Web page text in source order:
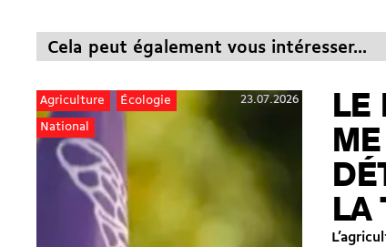
Cela peut également vous intéresser...
Agriculture
Écologie
National
23.07.2026
LE
LA